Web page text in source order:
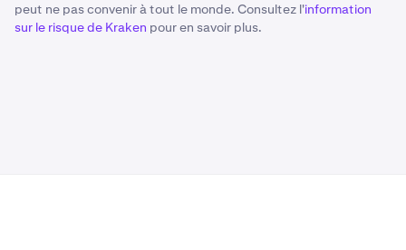
peut ne pas convenir à tout le monde. Consultez l'information
sur le risque de Kraken pour en savoir plus.